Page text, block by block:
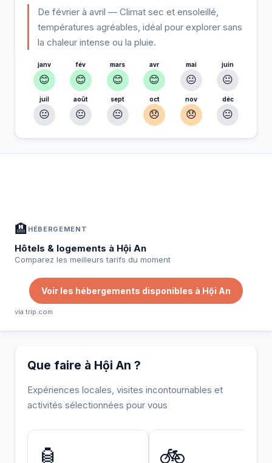
De février à avril — Climat sec et ensoleillé,
températures agréables, idéal pour explorer sans
la chaleur intense ou la pluie.
janv
😊
fév
😊
mars
😊
avr
😊
mai
😐
juin
😐
juil
😐
août
😐
sept
😐
oct
😞
nov
😞
déc
😐
🏨 HÉBERGEMENT
Hôtels & logements à Hội An
Comparez les meilleurs tarifs du moment
Voir les hébergements disponibles à Hội An
via trip.com
Que faire à Hội An ?
Expériences locales, visites incontournables et
activités sélectionnées pour vous
🏮 🚲